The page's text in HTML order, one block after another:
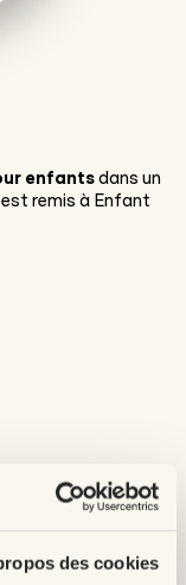
des cookies
enfantsdans un
remis à Enfant